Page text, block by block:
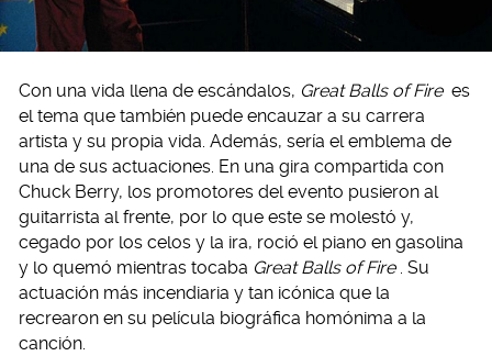
Con una vida llena de escándalos, Great Balls of Fire es
el tema que también puede encauzar a su carrera
artista y su propia vida. Además, sería el emblema de
una de sus actuaciones. En una gira compartida con
Chuck Berry, los promotores del evento pusieron al
guitarrista al frente, por lo que este se molestó y,
cegado por los celos y la ira, roció el piano en gasolina
y lo quemó mientras tocaba Great Balls of Fire . Su
actuación más incendiaria y tan icónica que la
recrearon en su película biográfica homónima a la
canción.